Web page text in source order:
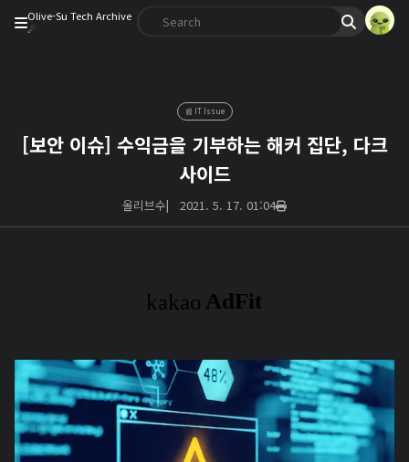
Olive-Su Tech Archive
☄︎
📰 IT Issue
[보안 이슈] 수익금을 기부하는 해커 집단, 다크
사이드
올리브수| 2021. 5. 17. 01:04